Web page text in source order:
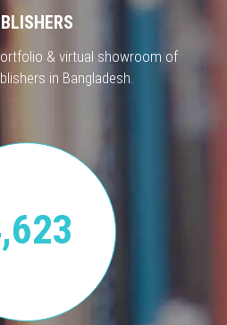
& virtual showroom of
in Bangladesh.